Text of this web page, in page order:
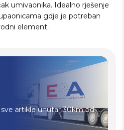
umivaonika. Idealno rješenje
gdje je potreban
element.
artikle unutar 30km od